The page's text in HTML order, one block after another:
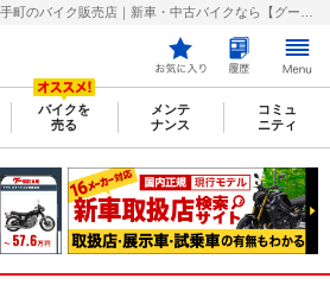
バイクを
売る
メンテ
ナンス
コミュ
ニティ